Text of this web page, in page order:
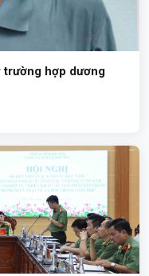
trường hợp dương